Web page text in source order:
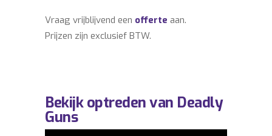
Vraag vrijblijvend een offerte aan.
Prijzen zijn exclusief BTW.
Bekijk optreden van Deadly
Guns